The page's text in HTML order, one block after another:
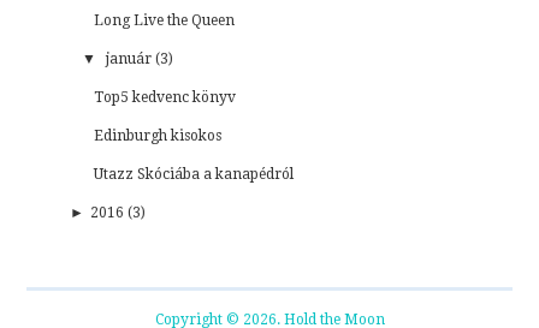
Long Live the Queen
▼ január (3)
Top5 kedvenc könyv
Edinburgh kisokos
Utazz Skóciába a kanapédról
► 2016 (3)
Copyright © 2026. Hold the Moon